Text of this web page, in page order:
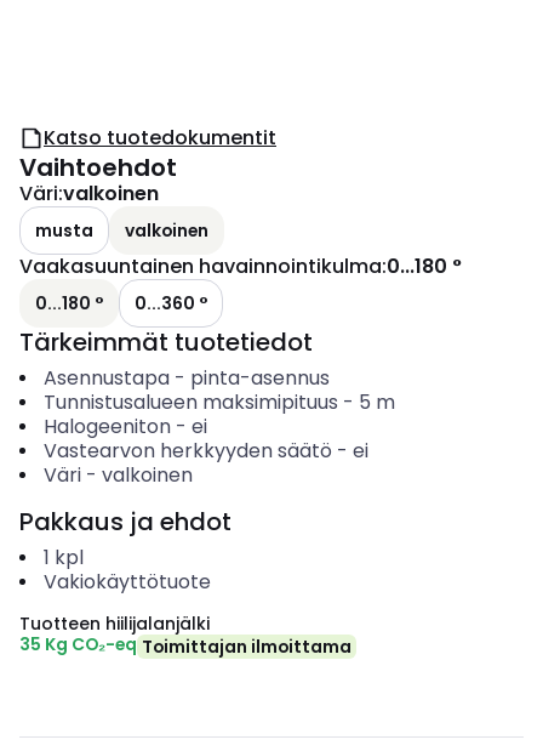
Katso tuotedokumentit
Vaihtoehdot
Väri:valkoinen
musta valkoinen
Vaakasuuntainen havainnointikulma:0...180 °
0...180 ° 0...360 °
Tärkeimmät tuotetiedot
Asennustapa- pinta-asennus
Tunnistusalueen maksimipituus - 5 m
Halogeeniton- ei
Vastearvon herkkyyden säätö - ei
Väri- valkoinen
Pakkaus ja ehdot
1 kpl
Vakiokäyttötuote
Tuotteen hiilijalanjälki
35 Kg CO₂-eq Toimittajan ilmoittama